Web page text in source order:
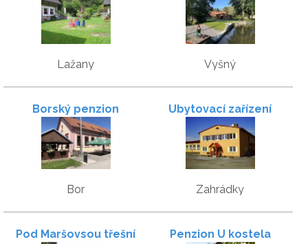
Lažany Vyšný
Borský penzion
Bor
Ubytovací zařízení
Zahrádky
Pod Maršovsou třešní Penzion U kostela